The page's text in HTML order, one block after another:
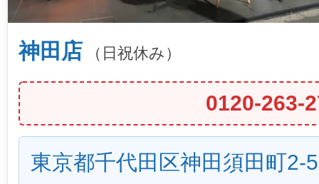
神田店 （日祝休み）
0120-263-
東京都千代田区神田須田町2-